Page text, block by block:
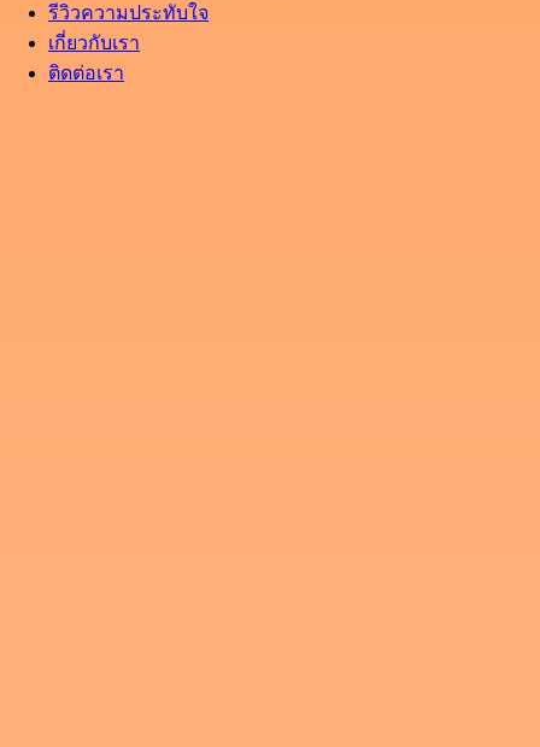
รีวิวความประทับใจ
เกี่ยวกับเรา
ติดต่อเรา